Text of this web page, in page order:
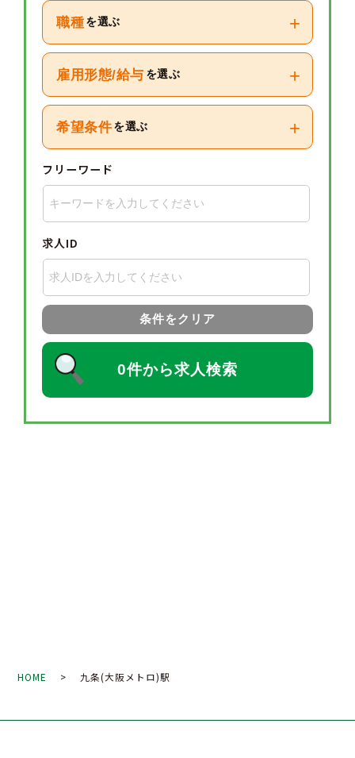
職種 を選ぶ +
雇用形態/給与 を選ぶ +
希望条件 を選ぶ +
フリーワード
求人ID
条件をクリア
0件から求人検索
HOME > 九条(大阪メトロ)駅